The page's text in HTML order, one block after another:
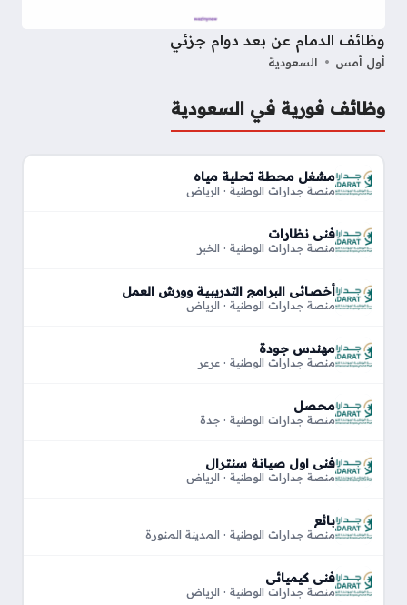
وظائف الدمام عن بعد دوام جزئي
أول أمس السعودية
وظائف فورية في السعودية
مشغل محطة تحلية مياه
منصة جدارات الوطنية · الرياض
فني نظارات
منصة جدارات الوطنية · الخبر
أخصائي البرامج التدريبية وورش العمل
منصة جدارات الوطنية · الرياض
مهندس جودة
منصة جدارات الوطنية · عرعر
محصل
منصة جدارات الوطنية · جدة
فني اول صيانة سنترال
منصة جدارات الوطنية · الرياض
بائع
منصة جدارات الوطنية · المدينة المنورة
فني كيميائي
منصة جدارات الوطنية · الرياض